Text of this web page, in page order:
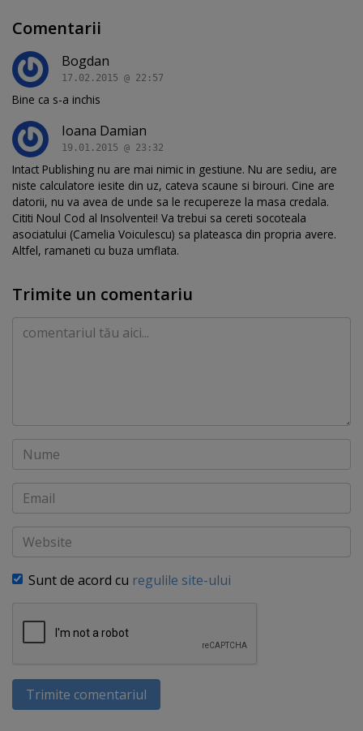
Comentarii
Bogdan
17.02.2015 @ 22:57
Bine ca s-a inchis
Ioana Damian
19.01.2015 @ 23:32
Intact Publishing nu are mai nimic in gestiune. Nu are sediu, are
niste calculatore iesite din uz, cateva scaune si birouri. Cine are
datorii, nu va avea de unde sa le recupereze la masa credala.
Cititi Noul Cod al Insolventei! Va trebui sa cereti socoteala
asociatului (Camelia Voiculescu) sa plateasca din propria avere.
Altfel, ramaneti cu buza umflata.
Trimite un comentariu
Comentariu
Nume
Email
Website
Sunt de acord cu regulile site-ului
Trimite comentariul